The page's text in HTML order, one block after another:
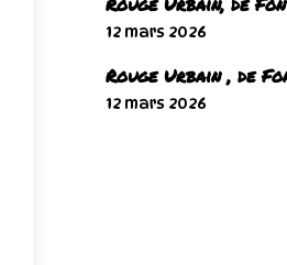
12 mars 2026
Rouge Urbain , de
12 mars 2026